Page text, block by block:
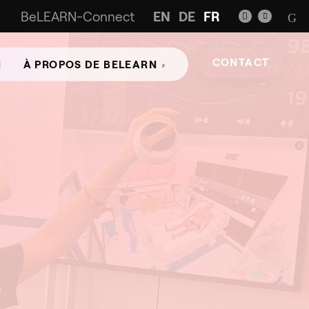
BeLEARN-Connect EN DE FR
À PROPOS DE BELEARN CONTACT